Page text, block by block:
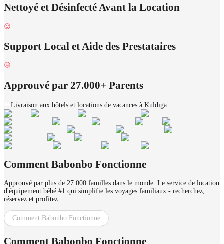
Nettoyé et Désinfecté Avant la Location
Support Local et Aide des Prestataires
Approuvé par 27.000+ Parents
Livraison aux hôtels et locations de vacances à Kuldīga
Comment Babonbo Fonctionne
Approuvé par plus de 27 000 familles dans le monde. Le service de location
d'équipement bébé #1 qui simplifie les voyages familiaux - recherchez,
réservez et profitez.
Comment Babonbo Fonctionne
Comment Babonbo Fonctionne